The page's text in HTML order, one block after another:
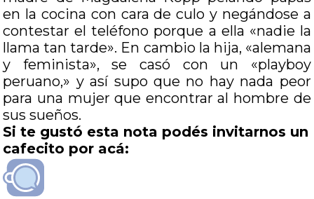
en la cocina con cara de culo y negándose a
contestar el teléfono porque a ella «nadie la
llama tan tarde». En cambio la hija, «alemana
y feminista», se casó con un «playboy
peruano,» y así supo que no hay nada peor
para una mujer que encontrar al hombre de
sus sueños.
Si te gustó esta nota podés invitarnos un
cafecito por acá: